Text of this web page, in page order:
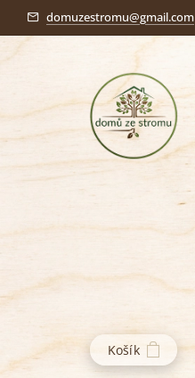
domuzestromu@gmail.com
Košík